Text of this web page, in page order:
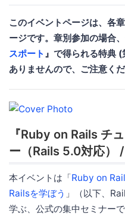
このイベントページは、各
ージです。章別参加の場合
スポート 』で得られる特典
ありませんので、ご注意くだ
『Ruby on Rails チ
ー（Rails 5.0対応）
本イベントは「Ruby on
Railsを学ぼう 」（以下、
学ぶ、公式の集中セミナー